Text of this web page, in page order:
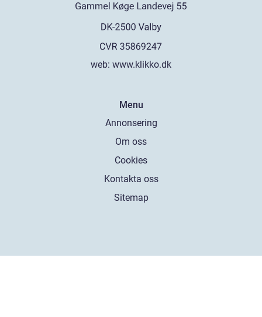
web: www.klikko.dk
Menu
Annonsering
Om oss
Cookies
Kontakta oss
Sitemap